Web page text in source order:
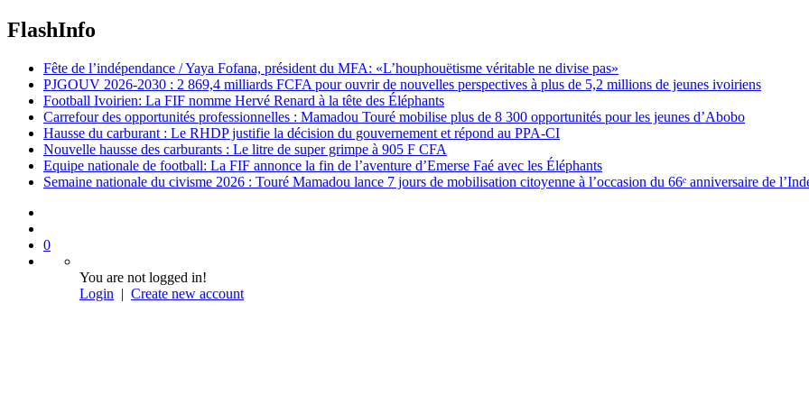
FlashInfo
Fête de l’indépendance / Yaya Fofana, président du MFA: «L’houphouëtisme véritable ne divise pas»
PJGOUV 2026-2030 : 2 869,4 milliards FCFA pour ouvrir de nouvelles perspectives à plus de 5,2 millions de jeunes ivoiriens
Football Ivoirien: La FIF nomme Hervé Renard à la tête des Éléphants
Carrefour des opportunités professionnelles : Mamadou Touré mobilise plus de 8 300 opportunités pour les jeunes d’Abobo
Hausse du carburant : Le RHDP justifie la décision du gouvernement et répond au PPA-CI
Nouvelle hausse des carburants : Le litre de super grimpe à 905 F CFA
Equipe nationale de football: La FIF annonce la fin de l’aventure d’Emerse Faé avec les Éléphants
Semaine nationale du civisme 2026 : Touré Mamadou lance 7 jours de mobilisation citoyenne à l’occasion du 66ᵉ anniversaire de
0
You are not logged in!
Login | Create new account